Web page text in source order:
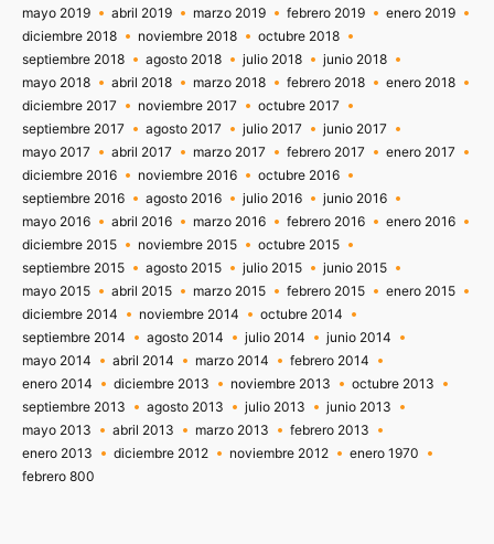
mayo 2019
abril 2019 marzo 2019 febrero 2019
enero 2019
diciembre 2018
noviembre 2018
octubre 2018
septiembre 2018
agosto 2018 julio 2018
junio 2018
mayo 2018
abril 2018 marzo 2018 febrero 2018
enero 2018
diciembre 2017
noviembre 2017
octubre 2017
septiembre 2017
agosto 2017 julio 2017
junio 2017
mayo 2017
abril 2017 marzo 2017 febrero 2017
enero 2017
diciembre 2016
noviembre 2016
octubre 2016
septiembre 2016
agosto 2016 julio 2016
junio 2016
mayo 2016
abril 2016 marzo 2016 febrero 2016
enero 2016
diciembre 2015
noviembre 2015
octubre 2015
septiembre 2015
agosto 2015 julio 2015
junio 2015
mayo 2015
abril 2015 marzo 2015 febrero 2015
enero 2015
diciembre 2014
noviembre 2014
octubre 2014
septiembre 2014
agosto 2014 julio 2014
junio 2014
mayo 2014
abril 2014 marzo 2014
febrero 2014
enero 2014
diciembre 2013 noviembre 2013
octubre 2013
septiembre 2013
agosto 2013 julio 2013
junio 2013
mayo 2013
abril 2013 marzo 2013
febrero 2013
enero 2013
diciembre 2012 noviembre 2012
enero 1970
febrero 800